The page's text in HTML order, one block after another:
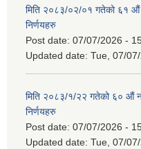
मिति २०८३/०२/०१ गतेको ६१ औं
निर्णयहरु
Post date: 07/07/2026 -
Updated date: Tue, 07/
मिति २०८३/१/२२ गतेको ६० औं
निर्णयहरु
Post date: 07/07/2026 -
Updated date: Tue, 07/